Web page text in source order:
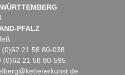
PFALZ
(0)62 21 58 80-038
(0)62 21 58 80-595